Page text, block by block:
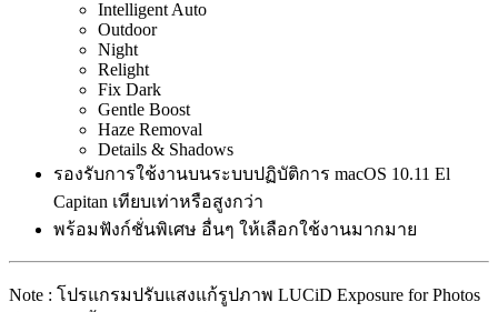
Intelligent Auto
Outdoor
Night
Relight
Fix Dark
Gentle Boost
Haze Removal
Details & Shadows
รองรับการใช้งานบนระบบปฏิบัติการ macOS 10.11 El
Capitan เทียบเท่าหรือสูงกว่า
พร้อมฟังก์ชั่นพิเศษ อื่นๆ ให้เลือกใช้งานมากมาย
Note : โปรแกรมปรับแสงแก้รูปภาพ LUCiD Exposure for Photos